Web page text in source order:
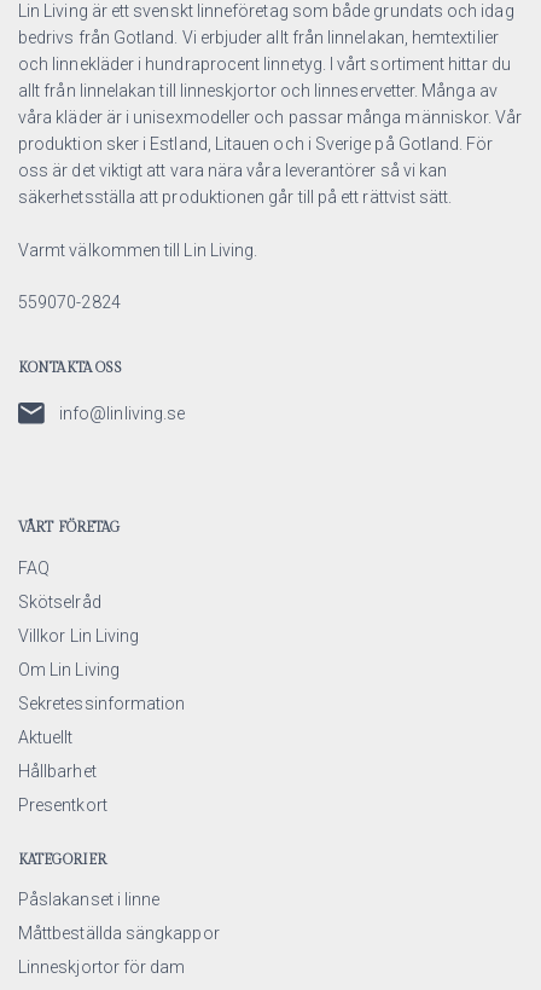
Lin Living är ett svenskt linneföretag som både grundats och idag
bedrivs från Gotland. Vi erbjuder allt från linnelakan, hemtextilier
och linnekläder i hundraprocent linnetyg. I vårt sortiment hittar du
allt från linnelakan till linneskjortor och linneservetter. Många av
våra kläder är i unisexmodeller och passar många människor. Vår
produktion sker i Estland, Litauen och i Sverige på Gotland. För
oss är det viktigt att vara nära våra leverantörer så vi kan
säkerhetsställa att produktionen går till på ett rättvist sätt.
Varmt välkommen till Lin Living.
559070-2824
KONTAKTA OSS
info@linliving.se
VÅRT FÖRETAG
FAQ
Skötselråd
Villkor Lin Living
Om Lin Living
Sekretessinformation
Aktuellt
Hållbarhet
Presentkort
KATEGORIER
Påslakanset i linne
Måttbeställda sängkappor
Linneskjortor för dam